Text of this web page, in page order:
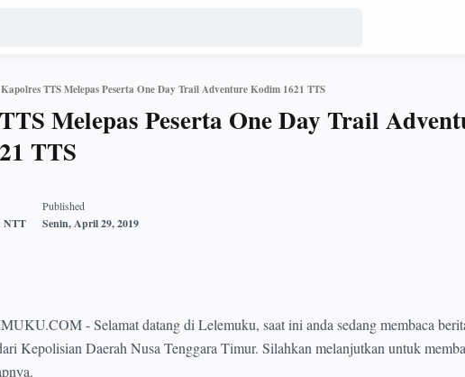
Kapolres TTS Melepas Peserta One Day Trail Adventure Kodim 1621 TTS
Melepas Peserta One Day Trail
TTS
- Selamat datang di Lelemuku, saat ini anda sedang membaca
Kepolisian Daerah Nusa Tenggara Timur. Silahkan melanjutkan untuk